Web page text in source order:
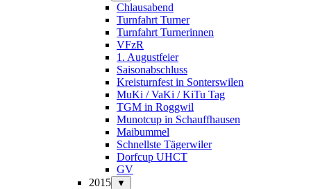
Chlausabend
Turnfahrt Turner
Turnfahrt Turnerinnen
VFzR
1. Augustfeier
Saisonabschluss
Kreisturnfest in Sonterswilen
MuKi / VaKi / KiTu Tag
TGM in Roggwil
Munotcup in Schauffhausen
Maibummel
Schnellste Tägerwiler
Dorfcup UHCT
GV
2015
▼